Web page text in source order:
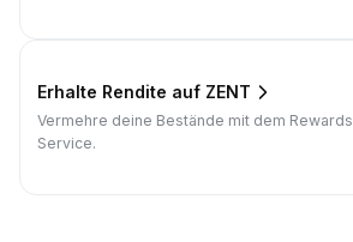
Erhalte Rendite auf ZENT
Vermehre deine Bestände mit dem Rewards
Service.